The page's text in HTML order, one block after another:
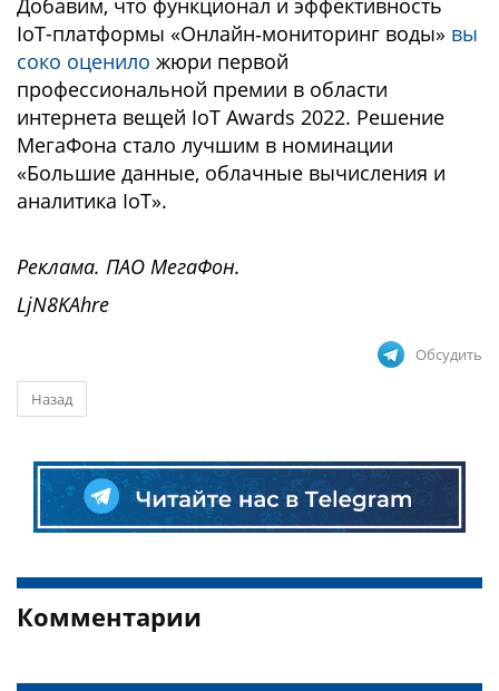
Добавим, что функционал и эффективность
IoT-платформы «Онлайн‑мониторинг воды» вы
соко оценило жюри первой
профессиональной премии в области
интернета вещей IoT Awards 2022. Решение
МегаФона стало лучшим в номинации
«Большие данные, облачные вычисления и
аналитика IoT».
Реклама. ПАО МегаФон.
LjN8KAhre
Обсудить
Назад
Комментарии